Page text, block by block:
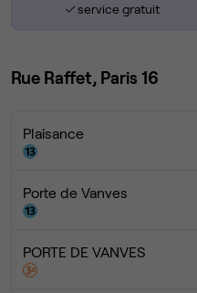
service gratuit
Rue Raffet, Paris 16
Plaisance
Porte de Vanves
PORTE DE VANVES